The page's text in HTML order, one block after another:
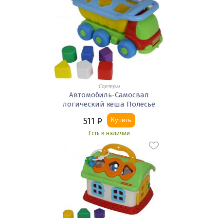
Сортеры
Автомобиль-Самосвал
логический кеша Полесье
511 ₽ Купить
Есть в наличии